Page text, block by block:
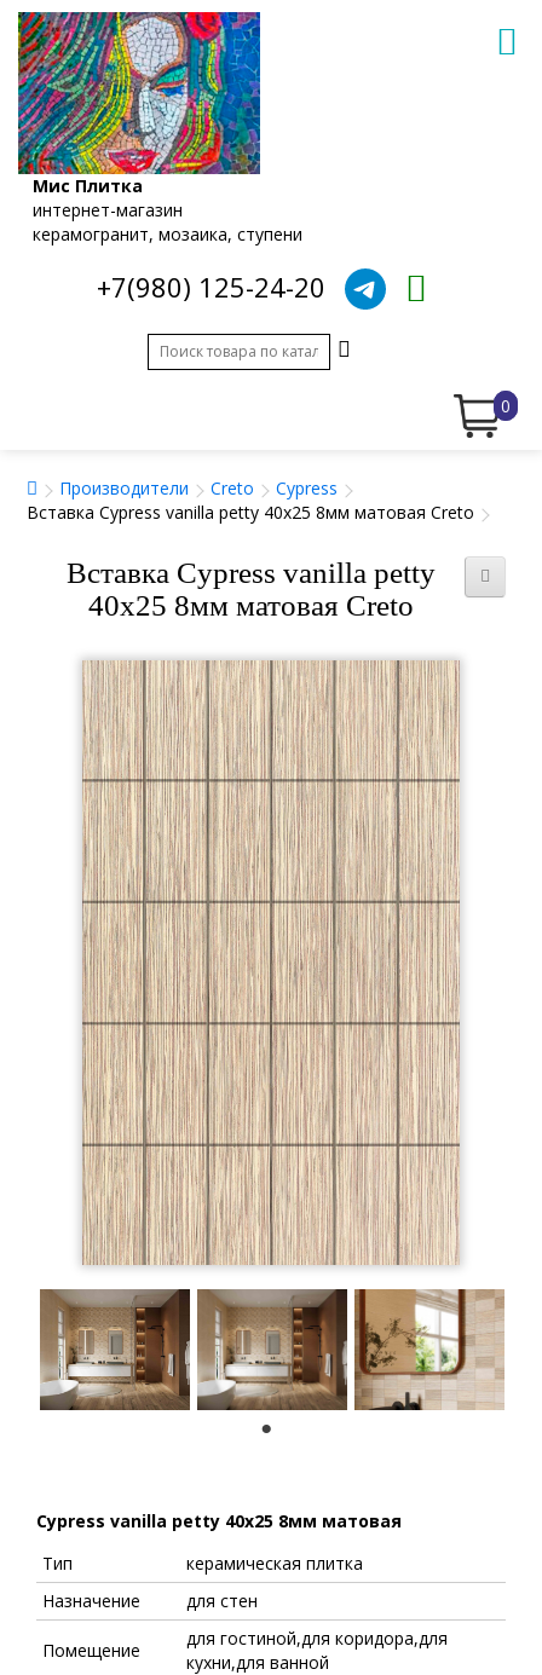
Мис Плитка
интернет-магазин
керамогранит, мозаика, ступени
+7(980) 125-24-20
0
Производители Creto
Cypress
Вставка Cypress vanilla petty 40x25 8мм матовая Creto
Вставка Cypress vanilla petty
40x25 8мм матовая Creto
Cypress vanilla petty 40x25 8мм матовая
Тип
керамическая плитка
Назначение
для стен
Помещение
для гостиной,для коридора,для
кухни,для ванной